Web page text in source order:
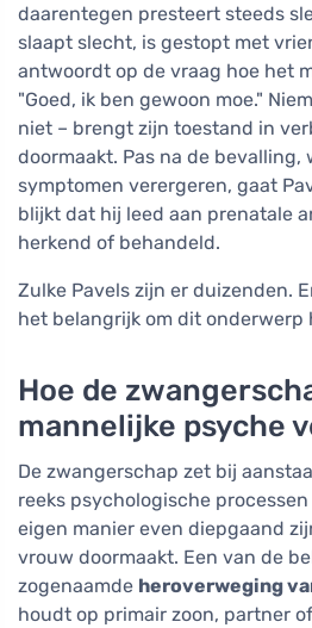
daarentegen presteert steeds
slaapt slecht, is gestopt met
antwoordt op de vraag hoe het
"Goed, ik ben gewoon moe."
niet – brengt zijn toestand in
doormaakt. Pas na de bevalling,
symptomen verergeren, gaat
blijkt dat hij leed aan prenatale
herkend of behandeld.
Zulke Pavels zijn er duizenden.
het belangrijk om dit onderwerp
Hoe de
mannelijke psyche
De zwangerschap zet bij
reeks psychologische
eigen manier even diepgaand
vrouw doormaakt. Een van de
zogenaamde heroverweging
houdt op primair zoon, partner